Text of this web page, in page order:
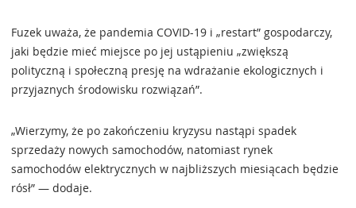
Fuzek uważa, że pandemia COVID-19 i „restart” gospodarczy,
jaki będzie mieć miejsce po jej ustąpieniu „zwiększą
polityczną i społeczną presję na wdrażanie ekologicznych i
przyjaznych środowisku rozwiązań”.
„Wierzymy, że po zakończeniu kryzysu nastąpi spadek
sprzedaży nowych samochodów, natomiast rynek
samochodów elektrycznych w najbliższych miesiącach będzie
rósł” — dodaje.